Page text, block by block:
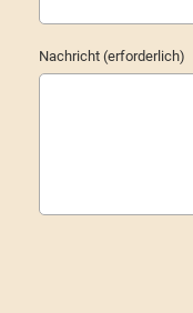
Nachricht (erforderlich)